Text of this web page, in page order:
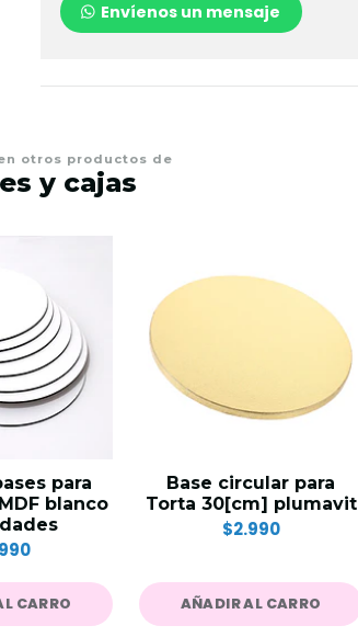
Envíenos un mensaje
otros productos de
y cajas
para
blanco
CARRO
Base circular para
Torta 30[cm] plumavit
$2.990
AÑADIR AL CARRO